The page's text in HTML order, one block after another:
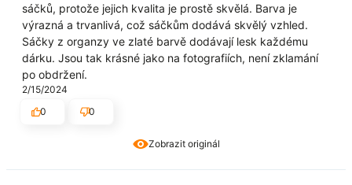
Zobrazit originál
sáčků, protože jejich kvalita je prostě skvělá. Barva je
výrazná a trvanlivá, což sáčkům dodává skvělý vzhled.
Sáčky z organzy ve zlaté barvě dodávají lesk každému
dárku. Jsou tak krásné jako na fotografiích, není zklamání
po obdržení.
2/15/2024
0
0